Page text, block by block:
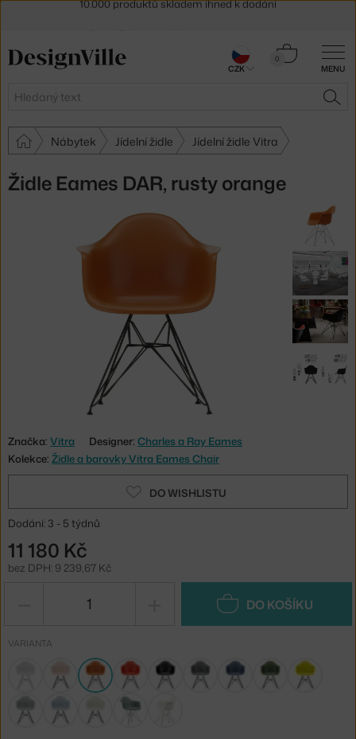
MENU
Hledat
0
Košík
Nábytek Jídelní židle Jídelní židle Vitra
Židle Eames DAR, rusty orange
Značka: Vitra Designer: Charles a Ray Eames
Kolekce: Židle a barovky Vitra Eames Chair
DO WISHLISTU
Dodání: 3 - 5 týdnů
11 180 Kč
bez DPH: 9 239,67 Kč
DO KOŠÍKU
VARIANTA
30 dní na vrácení zboží
CZK